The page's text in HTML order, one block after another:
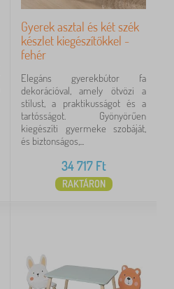
Gyerek asztal és két szék
készlet kiegészítőkkel -
fehér
Elegáns gyerekbútor fa
dekorációval, amely ötvözi a
stílust, a praktikusságot és a
tartósságot. Gyönyörűen
kiegészíti gyermeke szobáját,
és biztonságos,...
34 717Ft
RAKTÁRON